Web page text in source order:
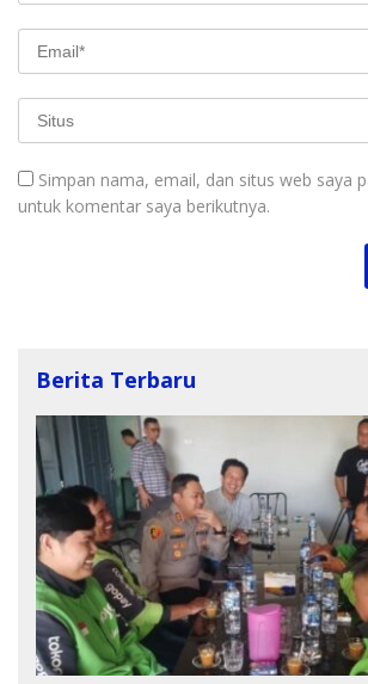
Simpan nama, email, dan situs web saya
untuk komentar saya berikutnya.
Berita Terbaru